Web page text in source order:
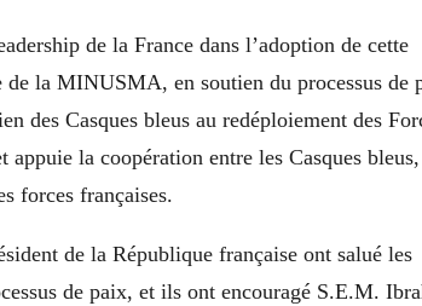
de la France dans l’adoption de cette
la MINUSMA, en soutien du processus de
des Casques bleus au redéploiement des
la coopération entre les Casques
forces françaises.
de la République française ont salué les
de paix, et ils ont encouragé S.E.M.